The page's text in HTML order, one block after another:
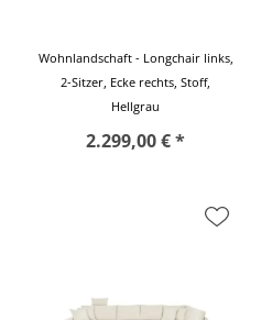
Wohnlandschaft - Longchair links,
2-Sitzer, Ecke rechts, Stoff,
Hellgrau
2.299,00 € *